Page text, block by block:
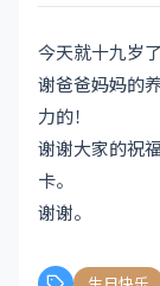
今天就十九岁
谢爸爸妈妈的
力的！
谢谢大家的祝
卡。
谢谢。